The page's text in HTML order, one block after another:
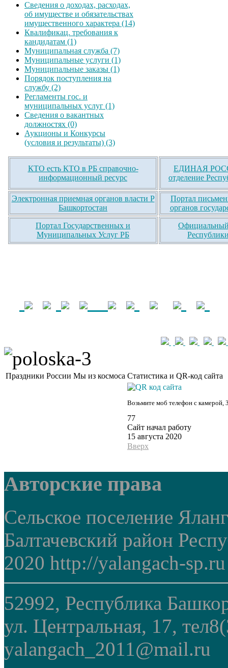
Сведения о доходах, расходах,
об имуществе и обязательствах
имущественного характера (14)
Квалификац. требования к
кандидатам (1)
Муниципальная служба (7)
Муниципальные услуги (1)
Муниципальные заказы (1)
Порядок поступления на
службу (2)
Регламенты гос. и
муниципальных услуг (1)
Сведения о вакантных
должностях (0)
Аукционы и Конкурсы
(условия и результаты) (3)
КТО есть КТО в РБ справочно-
информационный ресурс
ЕДИНАЯ
отделение
Электронная приемная органов власти Р
Башкортостан
Портал
органов
Портал Государственных и
Муниципальных Услуг РБ
Официальный
Праздники России Мы из космоса Статистика и QR-код сайта
Возьмите моб телефон с камерой,
77
Сайт начал работу
15 августа 2020
Вверх
Авторские права
Сельское поселение
Балтачевский район
2020 http://yalangach-sp.ru
52992, Республика
ул. Центральная, 17,
yalangach_2011@mail.ru